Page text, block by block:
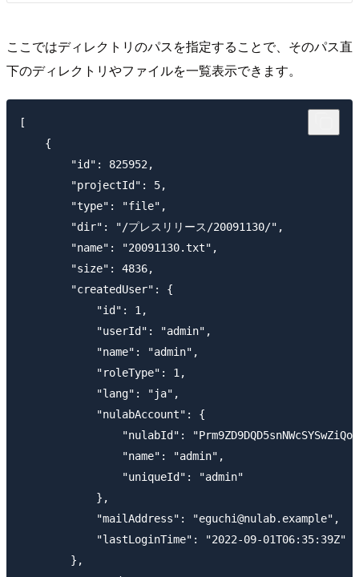
ここではディレクトリのパスを指定することで、そのパス直
下のディレクトリやファイルを一覧表示できます。
[
    {
        "id": 825952,
        "projectId": 5,
        "type": "file",
        "dir": "/プレスリリース/20091130/",
        "name": "20091130.txt",
        "size": 4836,
        "createdUser": {
            "id": 1,
            "userId": "admin",
            "name": "admin",
            "roleType": 1,
            "lang": "ja",
            "nulabAccount": {
"nulabId":
                "name": "admin",
                "uniqueId": "admin"
            },
            "mailAddress": "eguchi@nulab.example",
            "lastLoginTime": "2022-09-01T06:35:39Z"
        },